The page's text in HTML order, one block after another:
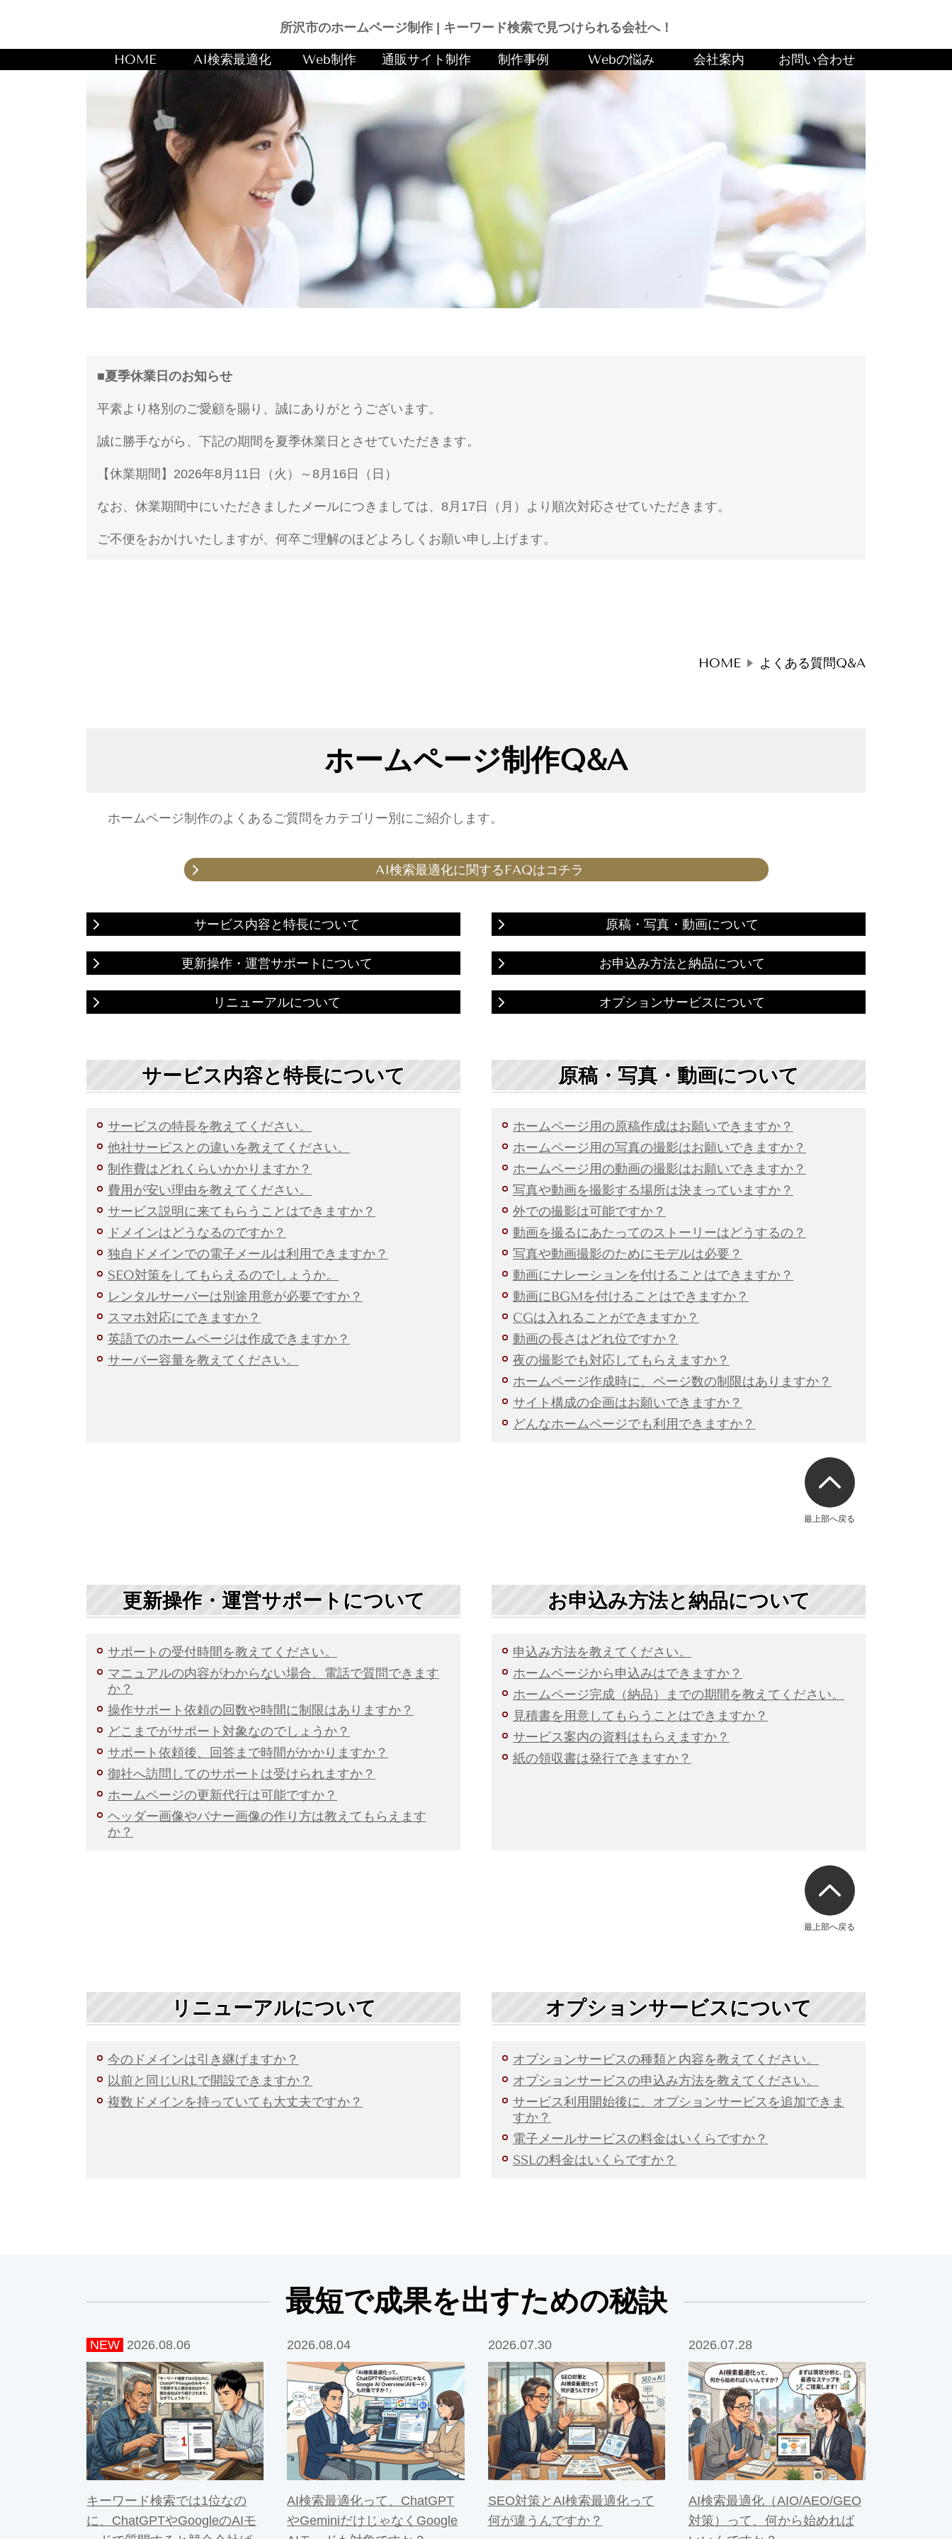
所沢市のホームページ制作 | キーワード検索で見つけられる会社へ！
HOME AI検索最適化 Web制作 通販サイト制作 制作事例 Webの悩み 会社案内 お問い合わせ
■夏季休業日のお知らせ
平素より格別のご愛顧を賜り、誠にありがとうございます。
誠に勝手ながら、下記の期間を夏季休業日とさせていただきます。
【休業期間】2026年8月11日（火）～8月16日（日）
なお、休業期間中にいただきましたメールにつきましては、8月17日（月）より順次対応させていただきます。
ご不便をおかけいたしますが、何卒ご理解のほどよろしくお願い申し上げます。
HOME よくある質問Q&A
ホームページ制作Q&A
ホームページ制作のよくあるご質問をカテゴリー別にご紹介します。
AI検索最適化に関するFAQはコチラ
サービス内容と特長について 原稿・写真・動画について
更新操作・運営サポートについて お申込み方法と納品について
リニューアルについて オプションサービスについて
サービス内容と特長について
サービスの特長を教えてください。
他社サービスとの違いを教えてください。
制作費はどれくらいかかりますか？
費用が安い理由を教えてください。
サービス説明に来てもらうことはできますか？
ドメインはどうなるのですか？
独自ドメインでの電子メールは利用できますか？
SEO対策をしてもらえるのでしょうか。
レンタルサーバーは別途用意が必要ですか？
スマホ対応にできますか？
英語でのホームページは作成できますか？
サーバー容量を教えてください。
原稿・写真・動画について
ホームページ用の原稿作成はお願いできますか？
ホームページ用の写真の撮影はお願いできますか？
ホームページ用の動画の撮影はお願いできますか？
写真や動画を撮影する場所は決まっていますか？
外での撮影は可能ですか？
動画を撮るにあたってのストーリーはどうするの？
写真や動画撮影のためにモデルは必要？
動画にナレーションを付けることはできますか？
動画にBGMを付けることはできますか？
CGは入れることができますか？
動画の長さはどれ位ですか？
夜の撮影でも対応してもらえますか？
ホームページ作成時に、ページ数の制限はありますか？
サイト構成の企画はお願いできますか？
どんなホームページでも利用できますか？
最上部へ戻る
更新操作・運営サポートについて
サポートの受付時間を教えてください。
マニュアルの内容がわからない場合、電話で質問できます
か？
操作サポート依頼の回数や時間に制限はありますか？
どこまでがサポート対象なのでしょうか？
サポート依頼後、回答まで時間がかかりますか？
御社へ訪問してのサポートは受けられますか？
ホームページの更新代行は可能ですか？
ヘッダー画像やバナー画像の作り方は教えてもらえます
か？
お申込み方法と納品について
申込み方法を教えてください。
ホームページから申込みはできますか？
ホームページ完成（納品）までの期間を教えてください。
見積書を用意してもらうことはできますか？
サービス案内の資料はもらえますか？
紙の領収書は発行できますか？
最上部へ戻る
リニューアルについて
今のドメインは引き継げますか？
以前と同じURLで開設できますか？
複数ドメインを持っていても大丈夫ですか？
オプションサービスについて
オプションサービスの種類と内容を教えてください。
オプションサービスの申込み方法を教えてください。
サービス利用開始後に、オプションサービスを追加できま
すか？
電子メールサービスの料金はいくらですか？
SSLの料金はいくらですか？
最短で成果を出すための秘訣
NEW 2026.08.06
キーワード検索では1位なの
に、ChatGPTやGoogleのAIモ
2026.08.04
AI検索最適化って、ChatGPT
やGeminiだけじゃなくGoogle
2026.07.30
SEO対策とAI検索最適化って
何が違うんですか？
2026.07.28
AI検索最適化（AIO/AEO/GEO
対策）って、何から始めれば